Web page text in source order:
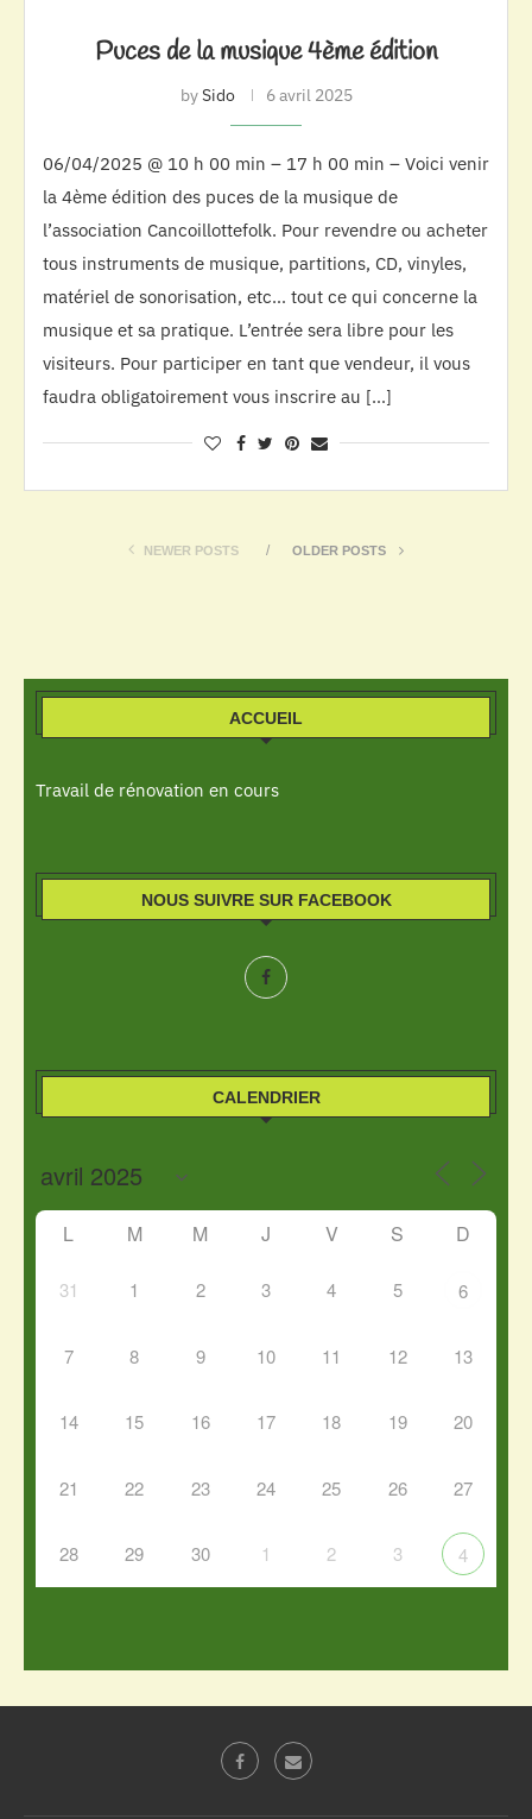
Puces de la musique 4ème édition
bySido 6 avril 2025
06/04/2025 @ 10 h 00 min – 17 h 00 min – Voici venir
la 4ème édition des puces de la musique de
l’association Cancoillottefolk. Pour revendre ou acheter
tous instruments de musique, partitions, CD, vinyles,
matériel de sonorisation, etc… tout ce qui concerne la
musique et sa pratique. L’entrée sera libre pour les
visiteurs. Pour participer en tant que vendeur, il vous
faudra obligatoirement vous inscrire au […]
NEWER POSTS OLDER POSTS
ACCUEIL
Travail de rénovation en cours
NOUS SUIVRE SUR FACEBOOK
CALENDRIER
L M M J V S D
31 1 2 3 4 5 6
7 8 9 10 11 12 13
14 15 16 17 18 19 20
21 22 23 24 25 26 27
28 29 30 1 2 3 4